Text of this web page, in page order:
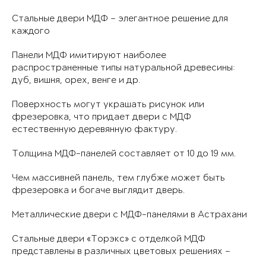
Стальные двери МДФ – элегантное решение для
каждого
Панели МДФ имитируют наиболее
распространенные типы натуральной древесины:
дуб, вишня, орех, венге и др.
Поверхность могут украшать рисунок или
фрезеровка, что придает двери с МДФ
естественную деревянную фактуру.
Толщина МДФ-панелей составляет от 10 до 19 мм.
Чем массивней панель, тем глубже может быть
фрезеровка и богаче выглядит дверь.
Металлические двери с МДФ-панелями в Астрахани
Стальные двери «Торэкс» с отделкой МДФ
представлены в различных цветовых решениях –